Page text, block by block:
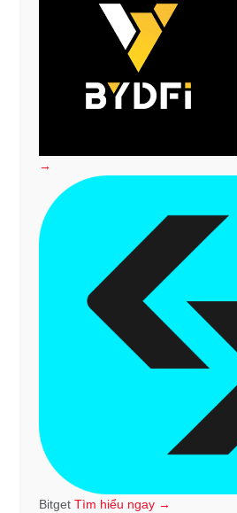
→
Bitget Tìm hiểu ngay →